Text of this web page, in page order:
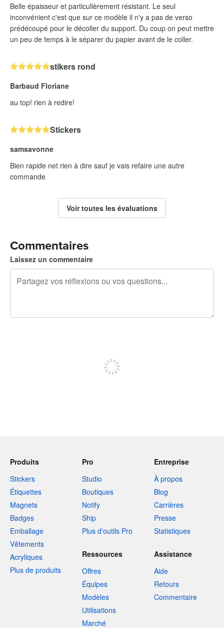
Belle épaisseur et particulièrement résistant. Le seul
inconvénient c'est que sur ce modèle il n'y a pas de verso
prédécoupé pour le décoller du support. Du coup on peut mettre
un peu de temps à le séparer du papier avant de le coller.
stikers rond
Barbaud Floriane
au top! rien à redire!
Stickers
samsavonne
Bien rapide net rien à dire sauf je vais refaire une autre
commande
Voir toutes les évaluations
Commentaires
Laissez un commentaire
Produits
Stickers
Étiquettes
Magnets
Badges
Emballage
Vêtements
Acryliques
Plus de produits
Pro
Studio
Boutiques
Notify
Ship
Plus d'outils Pro
Entreprise
À propos
Blog
Carrières
Presse
Statistiques
Ressources
Offres
Équipes
Modèles
Utilisations
Marché
Assistance
Aide
Retours
Commentaire